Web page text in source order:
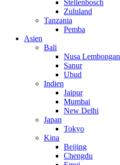
Stellenbosch
Zululand
Tanzania
Pemba
Asien
Bali
Nusa Lembongan
Sanur
Ubud
Indien
Jaipur
Mumbai
New Delhi
Japan
Tokyo
Kina
Beijing
Chengdu